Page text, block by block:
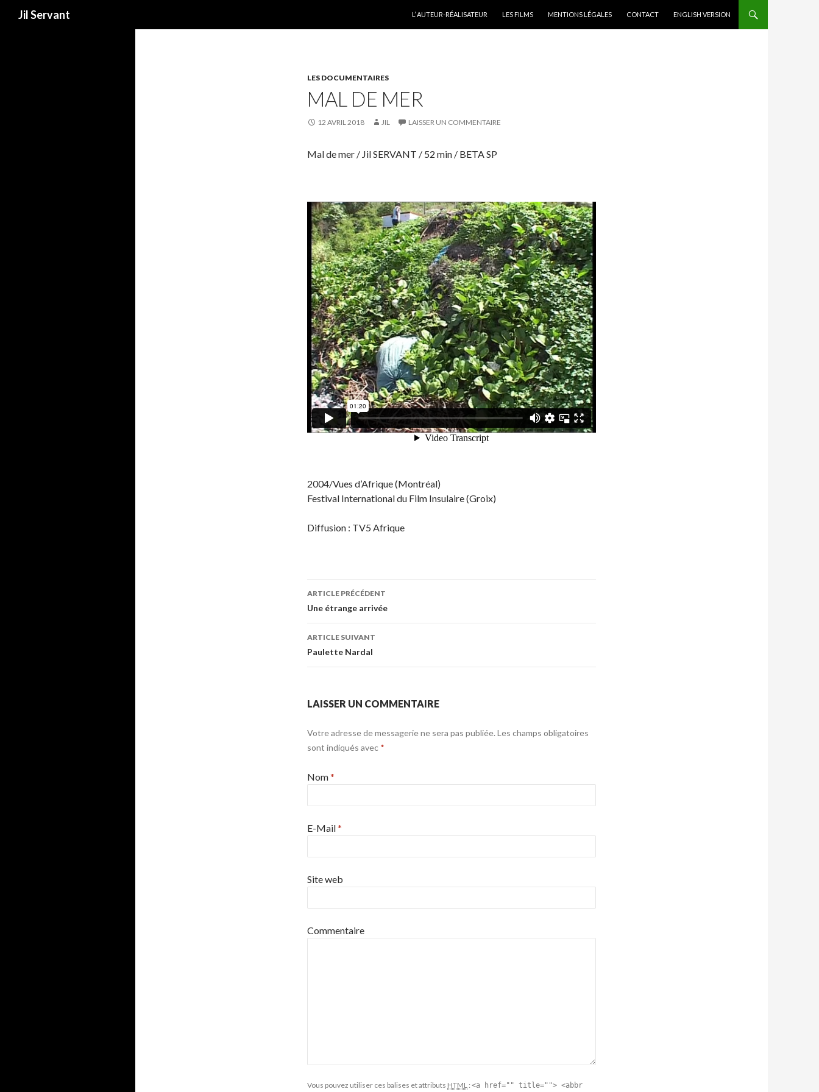
Jil Servant
L’ AUTEUR-RÉALISATEUR
LES FILMS MENTIONS LÉGALES CONTACT ENGLISH VERSION
LES DOCUMENTAIRES
MAL DE MER
12 AVRIL 2018 JIL LAISSER UN COMMENTAIRE
Mal de mer / Jil SERVANT / 52 min / BETA SP
2004/Vues d’Afrique (Montréal)
Festival International du Film Insulaire (Groix)
Diffusion : TV5 Afrique
Navigation de l'article
ARTICLE PRÉCÉDENT
Une étrange arrivée
ARTICLE SUIVANT
Paulette Nardal
LAISSER UN COMMENTAIRE
Votre adresse de messagerie ne sera pas publiée. Les champs obligatoires
sont indiqués avec *
Nom*
E-Mail*
Site web
Commentaire
Vous pouvez utiliser ces balises et attributs HTML : <a href="" title=""> <abbr